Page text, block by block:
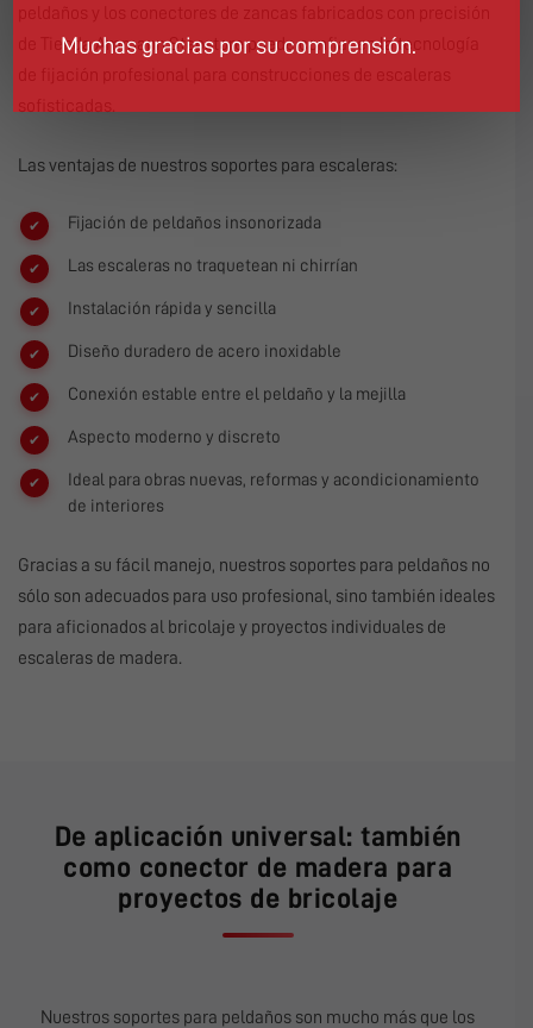
Tienda Ammann Stepstorepuede confiar en la tecnología
Las ventajas de nuestros soportes para escaleras:
Fijación de peldaños insonorizada
Las escaleras no traquetean ni chirrían
Instalación rápida y sencilla
Diseño duradero de acero inoxidable
Conexión estable entre el peldaño y la mejilla
Aspecto moderno y discreto
Ideal para obras nuevas, reformas y acondicionamiento
de interiores
Gracias a su fácil manejo, nuestros soportes para peldaños no
sólo son adecuados para uso profesional, sino también ideales
para aficionados al bricolaje y proyectos individuales de
escaleras de madera.
De aplicación universal: también
como conector de madera para
proyectos de bricolaje
Nuestros soportes para peldaños son mucho más que los
Muchas gracias por su comprensión.